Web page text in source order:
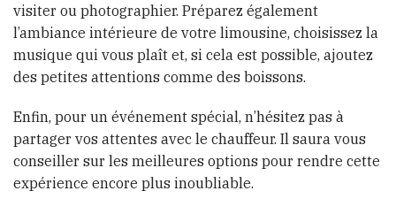
visiter ou photographier. Préparez également
l’ambiance intérieure de votre limousine, choisissez la
musique qui vous plaît et, si cela est possible, ajoutez
des petites attentions comme des boissons.
Enfin, pour un événement spécial, n’hésitez pas à
partager vos attentes avec le chauffeur. Il saura vous
conseiller sur les meilleures options pour rendre cette
expérience encore plus inoubliable.